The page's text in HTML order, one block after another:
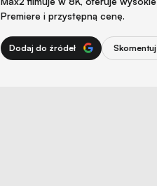
Premiere i przystępną cenę.
Dodaj do źródeł Skomentuj